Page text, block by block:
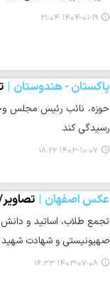
۱۴۰۴-۰۱-۱۹ ۲۱:۰۴
پاکستان - هندوستان
حوزه، نائب رئیس مجلس
رسیدگی کند.
۱۴۰۳-۱۰-۰۷ ۱۸:۲۲
عکس اصفهان
تجمع طلاب، اساتید و
صهیونیستی و شهادت
۱۴۰۳-۰۷-۰۸ ۱۶:۳۳